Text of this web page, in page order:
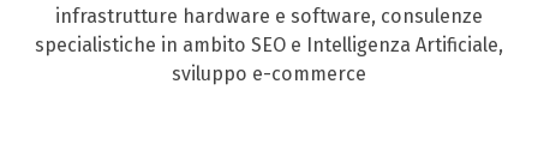
infrastrutture hardware e software, consulenze
specialistiche in ambito SEO e Intelligenza Artificiale,
sviluppo e-commerce